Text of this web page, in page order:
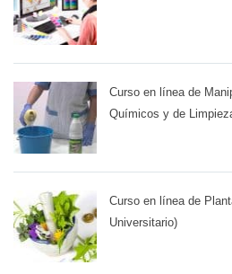
Curso en línea de
Químicos y de
Curso en línea de
Universitario)